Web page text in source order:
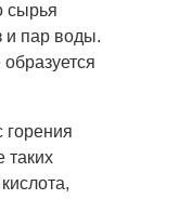
сырья
и пар воды.
таких